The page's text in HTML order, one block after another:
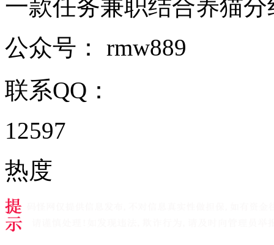
一款任务兼职结合养猫
公众号： rmw889
联系QQ：
12597
热度